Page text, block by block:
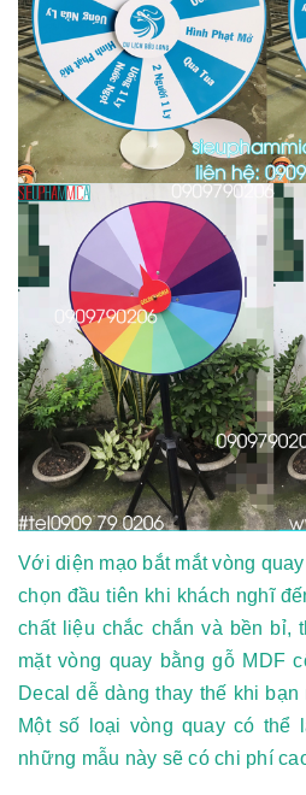
Với diện mạo bắt mắt vòng
chọn đầu tiên khi khách nghĩ
chất liệu chắc chắn và bền bỉ,
mặt vòng quay bằng gỗ MDF
Decal dễ dàng thay thế khi
Một số loại vòng quay có thể
những mẫu này sẽ có chi phí